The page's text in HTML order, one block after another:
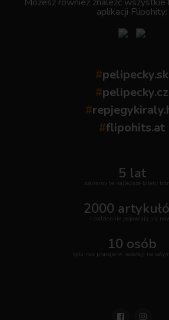
aplikacji Flipohity:
#pelipecky.sk
#pelipecky.cz
#
#flipohits.at
5 lat
szukamy te najlepsze bilety
2000
i codziennie pojawiają się
10 osób
tylu nas pracuje w redakcji na